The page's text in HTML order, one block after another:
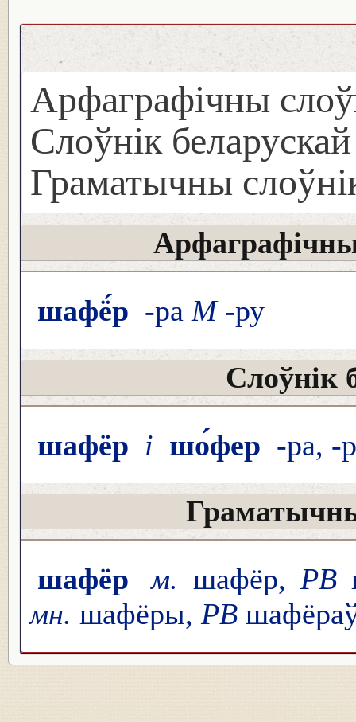
Арфаграфічны
Слоўнік
Граматычны
шафё́р -ра М-ру
Слоўнік
шафёр і шо́фер -ра, -
шафёр м. шафёр, РВ
мн. шафёры, РВ